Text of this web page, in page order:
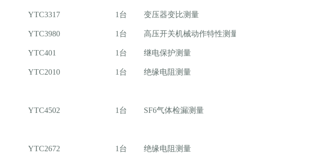
YTC3317 1台 变压器变比测量
YTC3980 1台 高压开关机械动作特性测量
YTC401 1台 继电保护测量
YTC2010 1台 绝缘电阻测量
YTC4502 1台 SF6气体检漏测量
YTC2672 1台 绝缘电阻测量